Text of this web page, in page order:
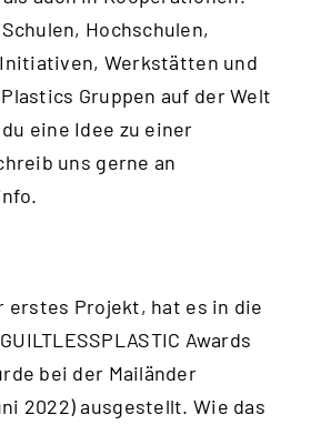
Hochschulen,
Werkstätten und
Gruppen auf der Welt
eine Idee zu einer
uns gerne an
.
erstes Projekt, hat es in die
Awards
bei der Mailänder
2022) ausgestellt. Wie das